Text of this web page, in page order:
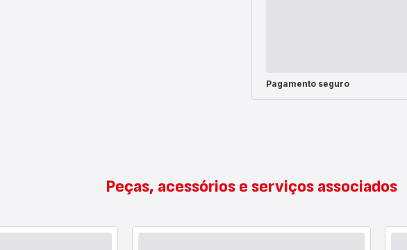
Pagamento seguro
Peças, acessórios e serviços associados